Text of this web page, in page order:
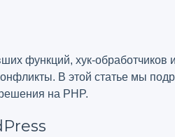
функций, хук-обработчиков
В этой статье мы
на PHP.